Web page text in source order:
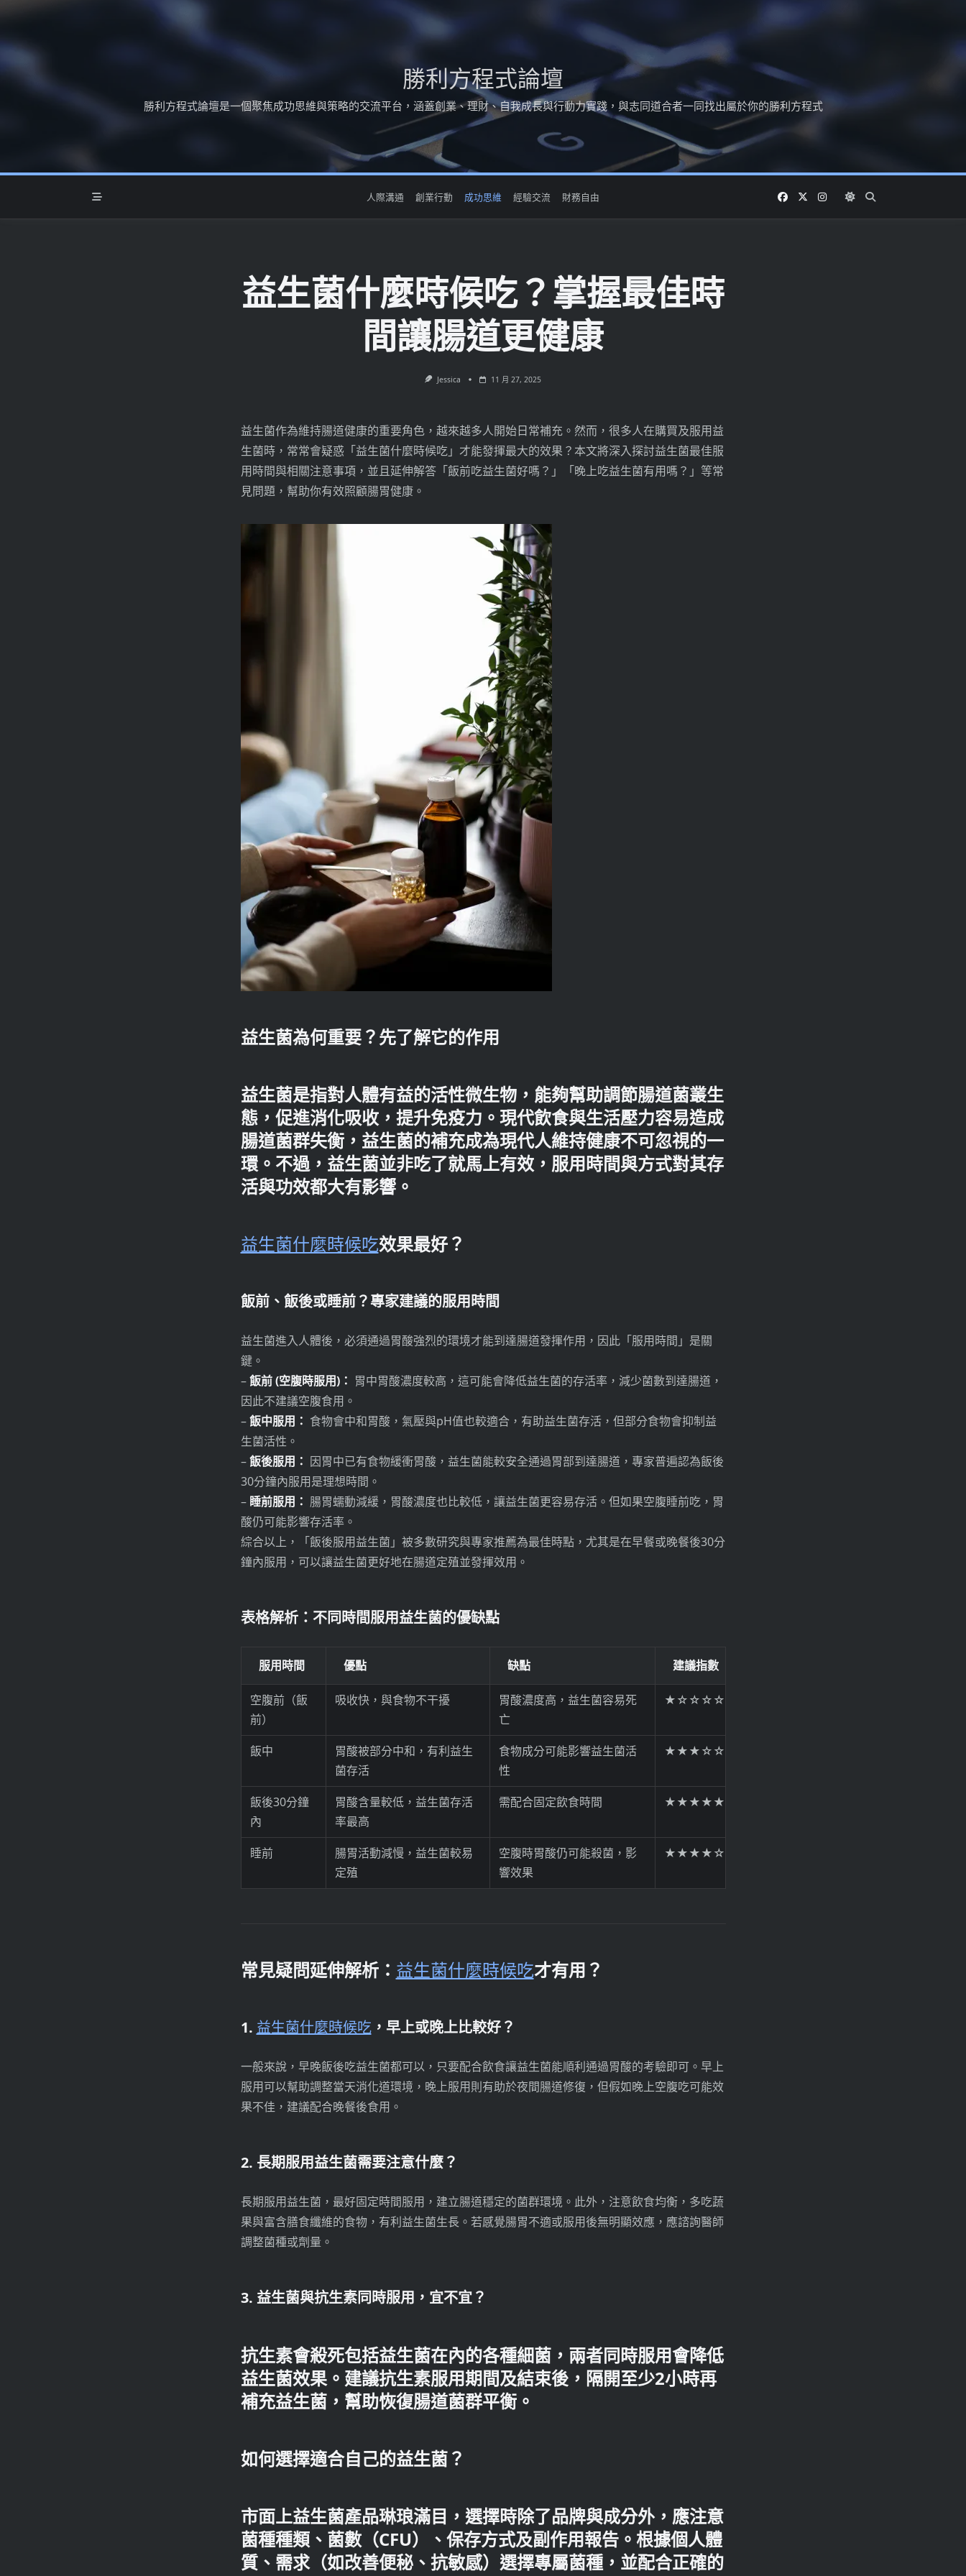
content
勝利方程式論壇
勝利方程式論壇是一個聚焦成功思維與策略的交流平台，涵蓋創業、理財、自我成長與行動力實踐，與志同道合者一同找出屬於你的勝利方程式
人際溝通 創業行動 成功思維 經驗交流 財務自由
益生菌什麼時候吃？掌握最佳時
間讓腸道更健康
Jessica 11 月 27, 2025
益生菌作為維持腸道健康的重要角色，越來越多人開始日常補充。然而，很多人在購買及服用益
生菌時，常常會疑惑「益生菌什麼時候吃」才能發揮最大的效果？本文將深入探討益生菌最佳服
用時間與相關注意事項，並且延伸解答「飯前吃益生菌好嗎？」「晚上吃益生菌有用嗎？」等常
見問題，幫助你有效照顧腸胃健康。
益生菌為何重要？先了解它的作用
益生菌是指對人體有益的活性微生物，能夠幫助調節腸道菌叢生
態，促進消化吸收，提升免疫力。現代飲食與生活壓力容易造成
腸道菌群失衡，益生菌的補充成為現代人維持健康不可忽視的一
環。不過，益生菌並非吃了就馬上有效，服用時間與方式對其存
活與功效都大有影響。
益生菌什麼時候吃效果最好？
飯前、飯後或睡前？專家建議的服用時間
益生菌進入人體後，必須通過胃酸強烈的環境才能到達腸道發揮作用，因此「服用時間」是關
鍵。
–飯前 (空腹時服用)： 胃中胃酸濃度較高，這可能會降低益生菌的存活率，減少菌數到達腸道，
因此不建議空腹食用。
–飯中服用： 食物會中和胃酸，氣壓與pH值也較適合，有助益生菌存活，但部分食物會抑制益
生菌活性。
–飯後服用： 因胃中已有食物緩衝胃酸，益生菌能較安全通過胃部到達腸道，專家普遍認為飯後
30分鐘內服用是理想時間。
– 睡前服用： 腸胃蠕動減緩，胃酸濃度也比較低，讓益生菌更容易存活。但如果空腹睡前吃，胃
酸仍可能影響存活率。
綜合以上，「飯後服用益生菌」被多數研究與專家推薦為最佳時點，尤其是在早餐或晚餐後30分
鐘內服用，可以讓益生菌更好地在腸道定殖並發揮效用。
表格解析：不同時間服用益生菌的優缺點
服用時間 優點 缺點 建議指數
空腹前（飯
前）
吸收快，與食物不干擾
胃酸濃度高，益生菌容易死
亡
★☆☆☆☆
飯中
胃酸被部分中和，有利益生
菌存活
食物成分可能影響益生菌活
性
★★★☆☆
飯後30分鐘
內
胃酸含量較低，益生菌存活
率最高
需配合固定飲食時間 ★★★★★
睡前
腸胃活動減慢，益生菌較易
定殖
空腹時胃酸仍可能殺菌，影
響效果
★★★★☆
常見疑問延伸解析： 益生菌什麼時候吃才有用？
1. 益生菌什麼時候吃，早上或晚上比較好？
一般來說，早晚飯後吃益生菌都可以，只要配合飲食讓益生菌能順利通過胃酸的考驗即可。早上
服用可以幫助調整當天消化道環境，晚上服用則有助於夜間腸道修復，但假如晚上空腹吃可能效
果不佳，建議配合晚餐後食用。
2. 長期服用益生菌需要注意什麼？
長期服用益生菌，最好固定時間服用，建立腸道穩定的菌群環境。此外，注意飲食均衡，多吃蔬
果與富含膳食纖維的食物，有利益生菌生長。若感覺腸胃不適或服用後無明顯效應，應諮詢醫師
調整菌種或劑量。
3. 益生菌與抗生素同時服用，宜不宜？
抗生素會殺死包括益生菌在內的各種細菌，兩者同時服用會降低
益生菌效果。建議抗生素服用期間及結束後，隔開至少2小時再
補充益生菌，幫助恢復腸道菌群平衡。
如何選擇適合自己的益生菌？
市面上益生菌產品琳琅滿目，選擇時除了品牌與成分外，應注意
菌種種類、菌數（CFU）、保存方式及副作用報告。根據個人體
質、需求（如改善便秘、抗敏感）選擇專屬菌種，並配合正確的